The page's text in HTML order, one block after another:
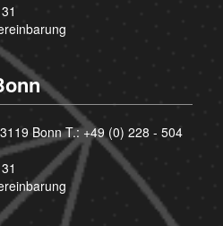
Bonn T.:+49 (0) 228 - 504